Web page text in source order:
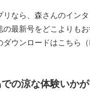
なら、森さんのイン
最新号をどこよりも
ウンロードはこちら（
の涼な体験いか